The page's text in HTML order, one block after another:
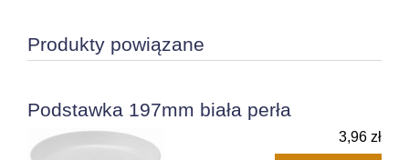
Produkty powiązane
Podstawka 197mm biała perła
3,96 zł